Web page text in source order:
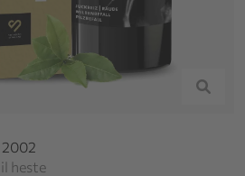
2002
heste